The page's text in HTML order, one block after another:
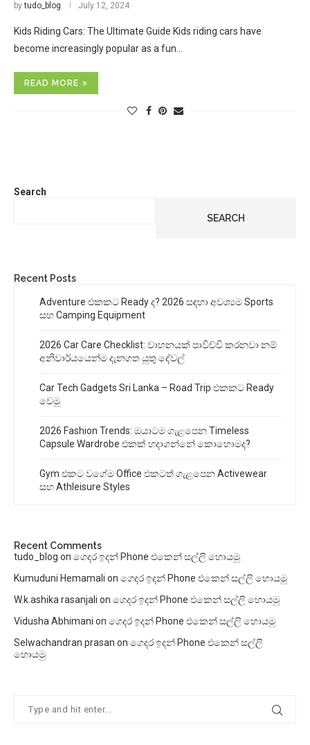
bytudo_blog July 12, 2024
Kids Riding Cars: The Ultimate Guide Kids riding cars have
become increasingly popular as a fun…
READ MORE
Search
SEARCH
Recent Posts
Adventure එකකට Ready ද? 2026 සඳහා අවශ්‍යම Sports
සහ Camping Equipment
2026 Car Care Checklist: වාහනයක් පාවිච්චි කරනවා නම්
අනිවාර්යයෙන්ම දැනගත යුතු දේවල්
Car Tech Gadgets Sri Lanka – Road Trip එකකට Ready
වෙමු
2026 Fashion Trends: ඔයාටම ගැළපෙන Timeless
Capsule Wardrobe එකක් හදාගන්නේ කොහොමද?
Gym එකට වගේම Office එකටත් ගැළපෙන Activewear
සහ Athleisure Styles
Recent Comments
tudo_blog on ගෙදර ඉදන් Phone එකෙන් සල්ලි හොයමු
Kumuduni Hemamali on ගෙදර ඉදන් Phone එකෙන් සල්ලි හොයමු
W.k.ashika rasanjali on ගෙදර ඉදන් Phone එකෙන් සල්ලි හොයමු
Vidusha Abhimani on ගෙදර ඉදන් Phone එකෙන් සල්ලි හොයමු
Selwachandran prasan on ගෙදර ඉදන් Phone එකෙන් සල්ලි
හොයමු